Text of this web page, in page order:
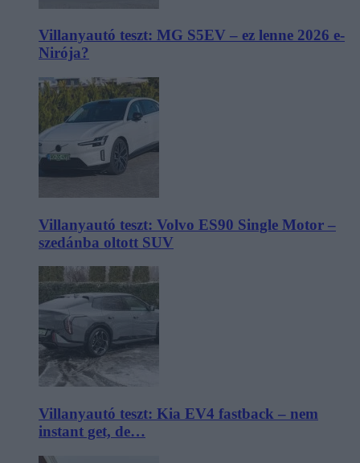
Villanyautó teszt: MG S5EV – ez lenne 2026 e-
Nirója?
Villanyautó teszt: Volvo ES90 Single Motor –
szedánba oltott SUV
Villanyautó teszt: Kia EV4 fastback – nem
instant get, de…